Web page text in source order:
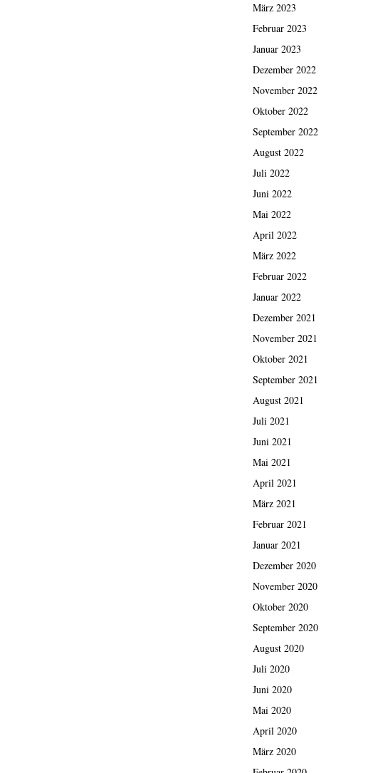
März 2023
Februar 2023
Januar 2023
Dezember 2022
November 2022
Oktober 2022
September 2022
August 2022
Juli 2022
Juni 2022
Mai 2022
April 2022
März 2022
Februar 2022
Januar 2022
Dezember 2021
November 2021
Oktober 2021
September 2021
August 2021
Juli 2021
Juni 2021
Mai 2021
April 2021
März 2021
Februar 2021
Januar 2021
Dezember 2020
November 2020
Oktober 2020
September 2020
August 2020
Juli 2020
Juni 2020
Mai 2020
April 2020
März 2020